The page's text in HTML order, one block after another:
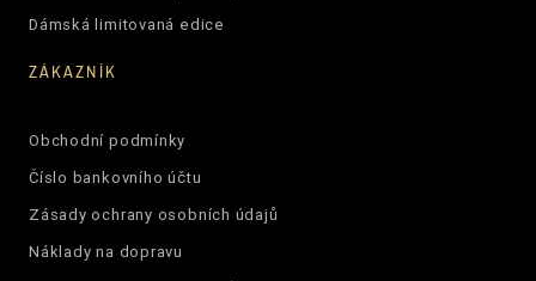
Dámská limitovaná edice
ZÁKAZNÍK
Obchodní podmínky
Číslo bankovního účtu
Zásady ochrany osobních údajů
Náklady na dopravu